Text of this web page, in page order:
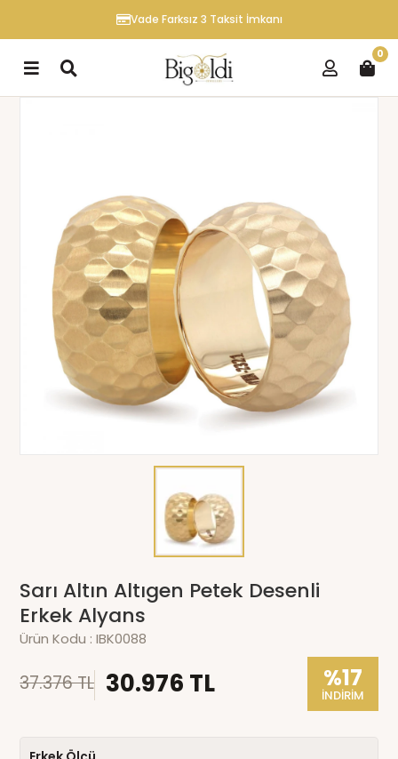
Vade Farksız 3 Taksit İmkanı
0
Sarı Altın Altıgen Petek Desenli
Erkek Alyans
Ürün Kodu :IBK0088
37.376 TL 30.976 TL %17
İNDİRİM